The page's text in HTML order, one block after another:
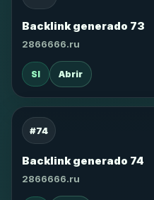
Backlink generado 73
2866666.ru
SI Abrir
#74
Backlink generado 74
2866666.ru